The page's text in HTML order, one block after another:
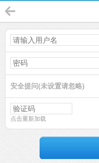
安全提问(未设置请忽略)
点击重新加载